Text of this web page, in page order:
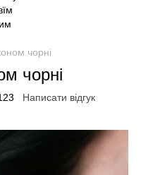
чорні
чорні
Написати відгук